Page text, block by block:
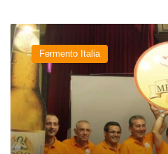
Birra
Messina
esce
di
scena,
nasce
dello
Stretto
Fermento Italia